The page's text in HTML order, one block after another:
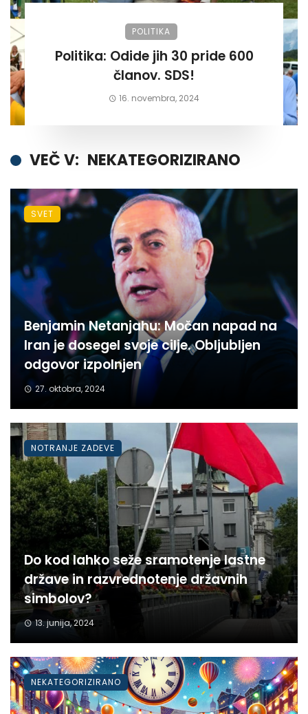
POLITIKA
Politika: Odide jih 30 pride 600
članov. SDS!
16. novembra, 2024
VEČ V: NEKATEGORIZIRANO
Benjamin Netanjahu: Močan napad na
Iran je dosegel svoje cilje. Obljubljen
odgovor izpolnjen
27. oktobra, 2024
SVET
Do kod lahko seže sramotenje lastne
države in razvrednotenje državnih
simbolov?
13. junija, 2024
NOTRANJE ZADEVE
NEKATEGORIZIRANO